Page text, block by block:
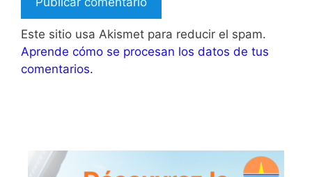
Este sitio usa Akismet para reducir el spam.
Aprende cómo se procesan los datos de tus
comentarios.